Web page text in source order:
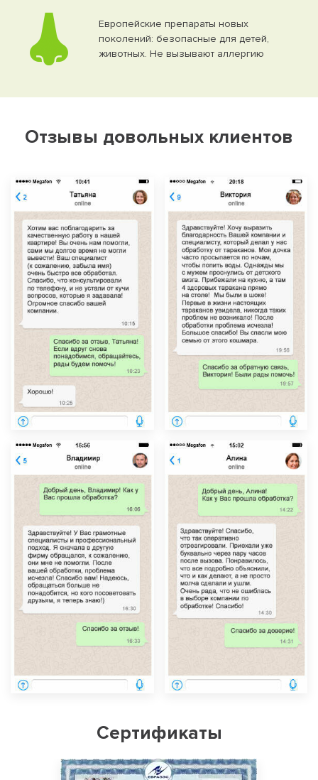
Европейские препараты новых
поколений: безопасные для детей,
животных. Не вызывают аллергию
Отзывы довольных клиентов
Сертификаты